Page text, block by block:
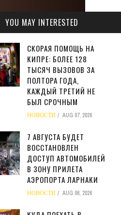
YOU MAY INTERESTED
СКОРАЯ ПОМОЩЬ НА
КИПРЕ: БОЛЕЕ 128
ТЫСЯЧ ВЫЗОВОВ ЗА
ПОЛТОРА ГОДА,
КАЖДЫЙ ТРЕТИЙ НЕ
БЫЛ СРОЧНЫМ
НОВОСТИ AUG 07, 2026
7 АВГУСТА БУДЕТ
ВОССТАНОВЛЕН
ДОСТУП АВТОМОБИЛЕЙ
В ЗОНУ ПРИЛЕТА
АЭРОПОРТА ЛАРНАКИ
НОВОСТИ AUG 06, 2026
US
Limassol, Cyprus